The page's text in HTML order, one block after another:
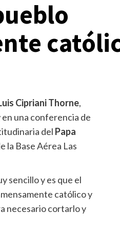
Cipriani Thorne,
una conferencia de
del Papa
la Base Aérea Las
sencillo y es que el
católico y
necesario cortarlo y